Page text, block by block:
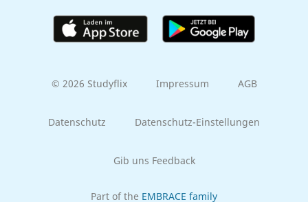
© 2026 Studyflix Impressum AGB
Datenschutz Datenschutz-Einstellungen
Gib uns Feedback
Part of the EMBRACE family